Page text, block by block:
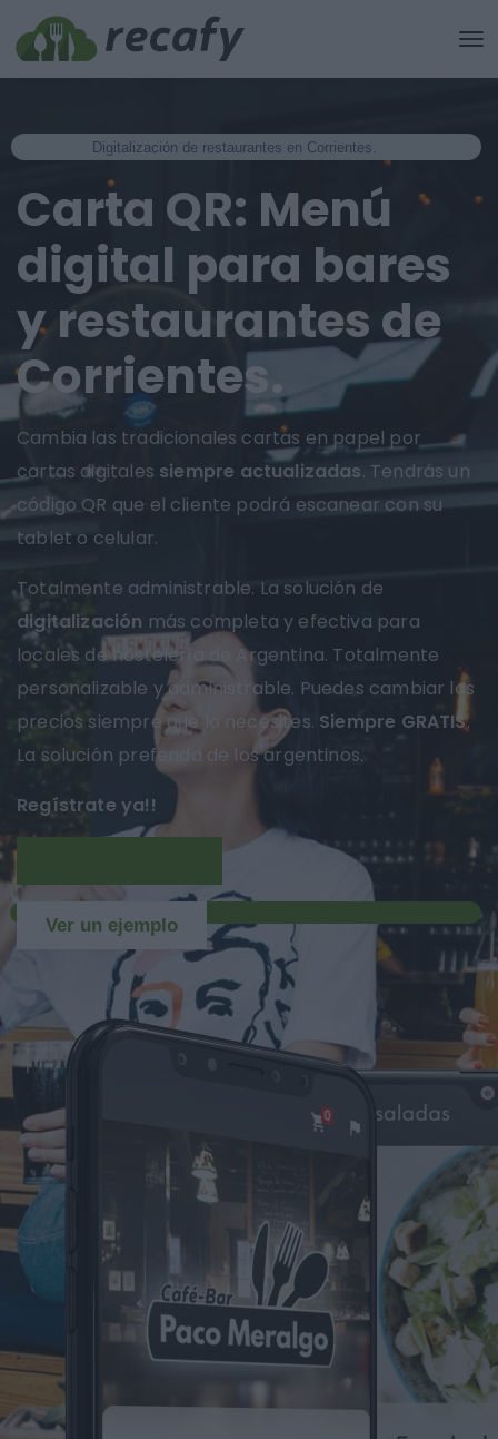
Digitalización de restaurantes en Corrientes.
Carta QR: Menú
digital para bares
y restaurantes de
Corrientes.
Cambia las tradicionales cartas en papel por
cartas digitales siempre actualizadas. Tendrás un
código QR que el cliente podrá escanear con su
tablet o celular.
Totalmente administrable. La solución de
digitalización más completa y efectiva para
locales de hostelería de Argentina. Totalmente
personalizable y administrable. Puedes cambiar los
precios siempre que lo necesites. Siempre GRATIS.
La solución preferida de los argentinos.
Regístrate ya!!
Ver un ejemplo